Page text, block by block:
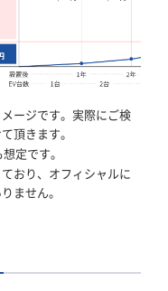
ージです。実際にご検
頂きます。
定です。
おり、オフィシャルに
ません。